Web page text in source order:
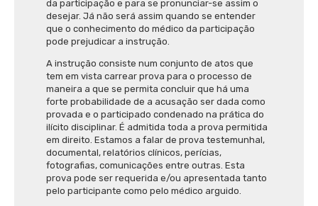
da participação e para se pronunciar-se assim o
desejar. Já não será assim quando se entender
que o conhecimento do médico da participação
pode prejudicar a instrução.
A instrução consiste num conjunto de atos que
tem em vista carrear prova para o processo de
maneira a que se permita concluir que há uma
forte probabilidade de a acusação ser dada como
provada e o participado condenado na prática do
ilícito disciplinar. É admitida toda a prova permitida
em direito. Estamos a falar de prova testemunhal,
documental, relatórios clínicos, perícias,
fotografias, comunicações entre outras. Esta
prova pode ser requerida e/ou apresentada tanto
pelo participante como pelo médico arguido.